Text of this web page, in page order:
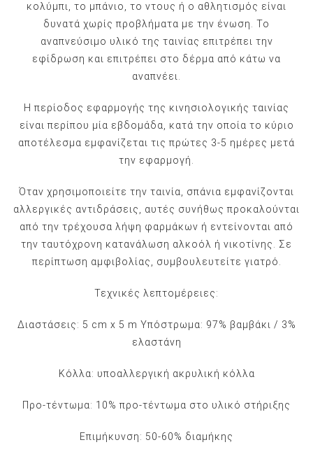
κολύμπι, το μπάνιο, το ντους ή ο αθλητισμός είναι
δυνατά χωρίς προβλήματα με την ένωση. Το
αναπνεύσιμο υλικό της ταινίας επιτρέπει την
εφίδρωση και επιτρέπει στο δέρμα από κάτω να
αναπνέει.
Η περίοδος εφαρμογής της κινησιολογικής ταινίας
είναι περίπου μία εβδομάδα, κατά την οποία το κύριο
αποτέλεσμα εμφανίζεται τις πρώτες 3-5 ημέρες μετά
την εφαρμογή.
Όταν χρησιμοποιείτε την ταινία, σπάνια εμφανίζονται
αλλεργικές αντιδράσεις, αυτές συνήθως προκαλούνται
από την τρέχουσα λήψη φαρμάκων ή εντείνονται από
την ταυτόχρονη κατανάλωση αλκοόλ ή νικοτίνης. Σε
περίπτωση αμφιβολίας, συμβουλευτείτε γιατρό.
Τεχνικές λεπτομέρειες:
Διαστάσεις: 5 cm x 5 m Υπόστρωμα: 97% βαμβάκι / 3%
ελαστάνη
Κόλλα: υποαλλεργική ακρυλική κόλλα
Προ-τέντωμα: 10% προ-τέντωμα στο υλικό στήριξης
Επιμήκυνση: 50-60% διαμήκης